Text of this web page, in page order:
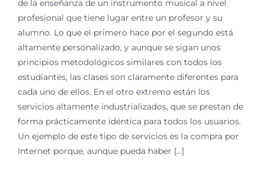
de la enseñanza de un instrumento musical a nivel
profesional que tiene lugar entre un profesor y su
alumno. Lo que el primero hace por el segundo está
altamente personalizado, y aunque se sigan unos
principios metodológicos similares con todos los
estudiantes, las clases son claramente diferentes para
cada uno de ellos. En el otro extremo están los
servicios altamente industrializados, que se prestan de
forma prácticamente idéntica para todos los usuarios.
Un ejemplo de este tipo de servicios es la compra por
Internet porque, aunque pueda haber [...]